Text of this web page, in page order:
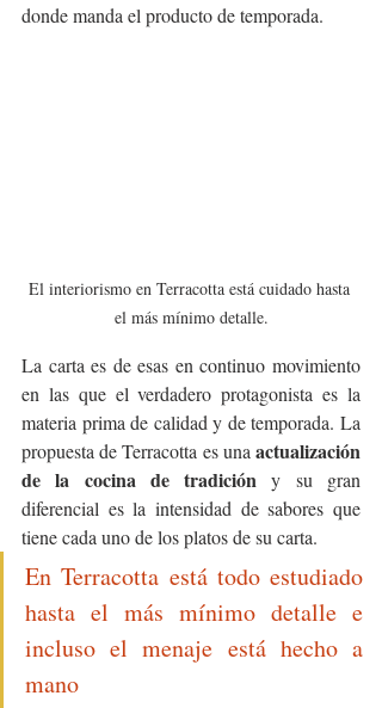
donde manda el producto de temporada.
El interiorismo en Terracotta está cuidado hasta
el más mínimo detalle.
La carta es de esas en continuo movimiento
en las que el verdadero protagonista es la
materia prima de calidad y de temporada. La
propuesta de Terracotta es una actualización
de la cocina de tradición y su gran
diferencial es la intensidad de sabores que
tiene cada uno de los platos de su carta.
En Terracotta está todo estudiado
hasta el más mínimo detalle e
incluso el menaje está hecho a
mano